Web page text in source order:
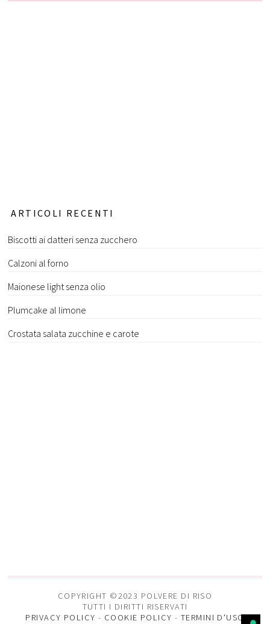
ARTICOLI RECENTI
Biscotti ai datteri senza zucchero
Calzoni al forno
Maionese light senza olio
Plumcake al limone
Crostata salata zucchine e carote
COPYRIGHT ©2023 POLVERE DI RISO
TUTTI I DIRITTI RISERVATI
PRIVACY POLICY - COOKIE POLICY - TERMINI D'USO